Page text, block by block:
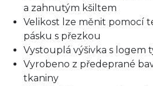
a zahnutým kšiltem
Velikost lze měnit pomocí
pásku s přezkou
Vystouplá výšivka s logem
Vyrobeno z předeprané
tkaniny